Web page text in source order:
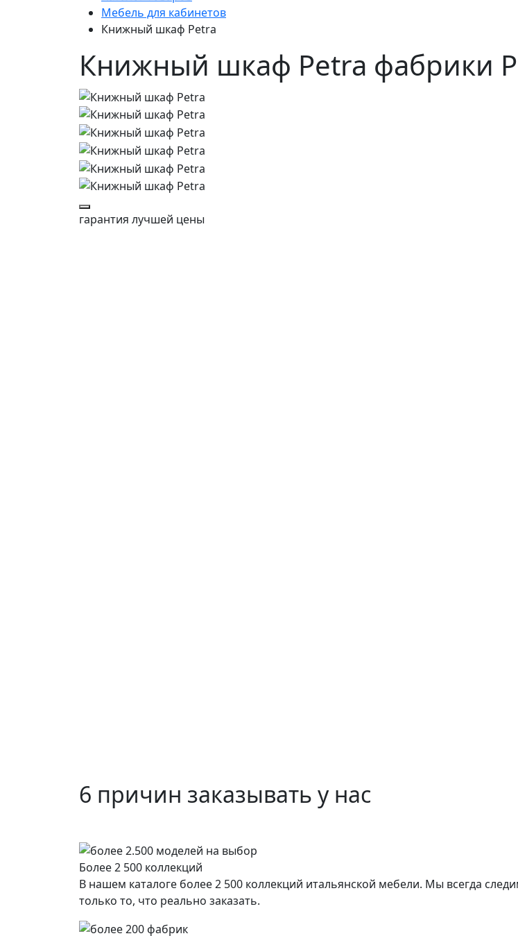
Мебель для кабинетов
Книжный шкаф Petra
Книжный шкаф Petra фабрики
гарантия лучшей цены
6 причин заказывать у нас
Более 2 500 коллекций
В нашем каталоге более 2 500 коллекций итальянской мебели. Мы всегда
только то, что реально заказать.